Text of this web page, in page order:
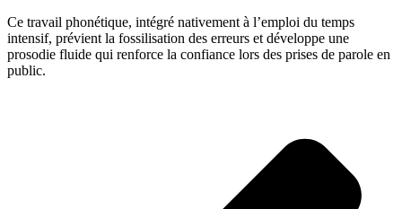
Ce travail phonétique, intégré nativement à l’emploi du temps
intensif, prévient la fossilisation des erreurs et développe une
prosodie fluide qui renforce la confiance lors des prises de parole en
public.